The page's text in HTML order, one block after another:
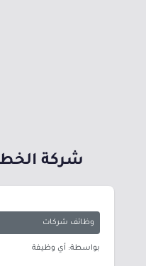
شركة
وظائف شركات
بواسطة: أي وظيفة